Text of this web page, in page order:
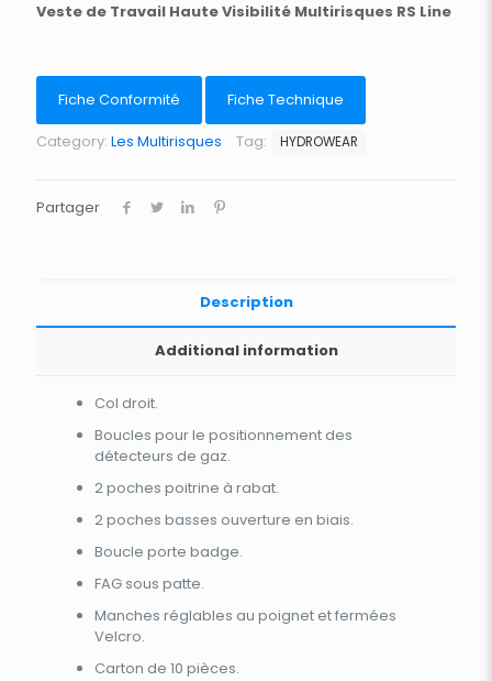
Veste de Travail Haute Visibilité Multirisques RS Line
Fiche Conformité
Fiche Technique
Category: Les Multirisques Tag: HYDROWEAR
Partager
Description
Additional information
Col droit.
Boucles pour le positionnement des
détecteurs de gaz.
2 poches poitrine à rabat.
2 poches basses ouverture en biais.
Boucle porte badge.
FAG sous patte.
Manches réglables au poignet et fermées
Velcro.
Carton de 10 pièces.